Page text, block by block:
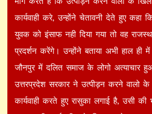
कार्यवाही करे, उन्होंने चेतावनी देते हुए कहा
युवक को इंसाफ नही दिया गया तो वह
प्रदर्शन करेंगे। उन्होंने बताया अभी हाल ही
जौनपुर में दलित समाज के लोगो अत्याचार
उत्तरप्रदेश सरकार ने उत्पीड़न करने वालो
कार्यवाही करते हुए रासुका लगाई है, उसी की